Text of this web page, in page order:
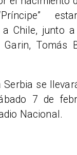
a Chile, junto
Garin, Tomás
Serbia se
7 de
Nacional.